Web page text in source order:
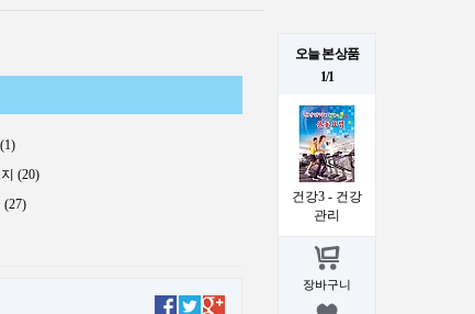
오늘 본 상품
1/1
건강3 - 건강
관리
장바구니
(20)
(27)